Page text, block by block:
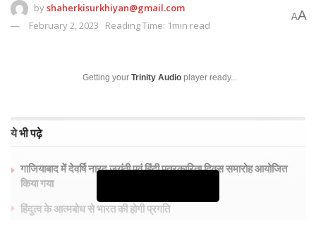
byshaherkisurkhiyan@gmail.com
February 2, 2023
Reading Time: 1min read
AA
Getting your Trinity Audio player ready...
ये भी पढ़े
गाजियाबाद में देवर्षि नारद जयंती एवं हिंदी पत्रकारिता दिवस समारोह आयोजित
किया गया
हिंदुत्व के आत्मबोध से भारत की होगी प्रगति